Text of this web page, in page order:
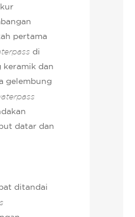
pertama
di
keramik dan
gelembung
datar dan
ditandai